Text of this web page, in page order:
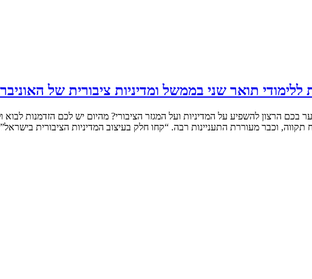
תואר שני בממשל ומדיניות ציבורית של
בכם הרצון להשפיע על המדיניות ועל המגזר הציבורי? מהיום יש לכם הזדמנות
וכבר מעוררת התעניינות רבה. “קחו חלק בעיצוב המדיניות הציבורית